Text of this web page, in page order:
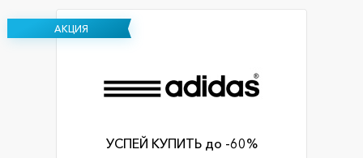
АКЦИЯ
УСПЕЙ КУПИТЬ до -60%